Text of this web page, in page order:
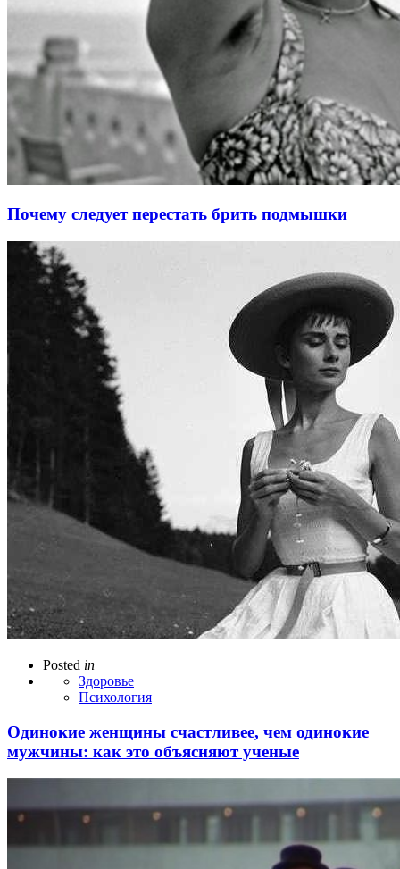
Почему следует перестать брить подмышки
Posted in
Здоровье
Психология
Одинокие женщины счастливее, чем одинокие
мужчины: как это объясняют ученые